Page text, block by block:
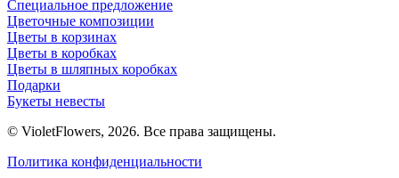
Специальное предложение
Цветочные композиции
Цветы в корзинах
Цветы в коробках
Цветы в шляпных коробках
Подарки
Букеты невесты
© VioletFlowers, 2026. Все права защищены.
Политика конфиденциальности